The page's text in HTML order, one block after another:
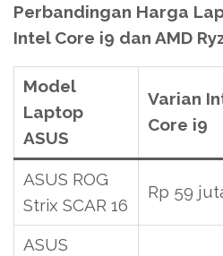
Perbandingan Harga
Intel Core i9 dan AMD
Model
Laptop
ASUS
Varian
Core i9
ASUS ROG
Strix SCAR 16
Rp 59
ASUS